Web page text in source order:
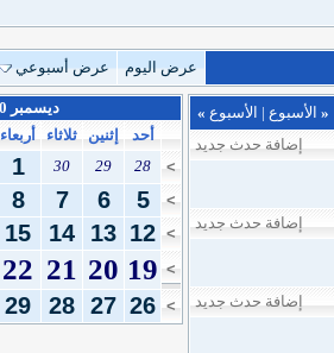
عرض اليوم عرض أسبوعي
« الأسبوع | الأسبوع »
إضافة حدث جديد
إضافة حدث جديد
إضافة حدث جديد
ديسمبر 2010
أحد
إثنين ثلاثاء أربعاء
>
28
29
30
1
>
5
6
7
8
>
12
13
14
15
>
19
20
21
22
>
26
27
28
29